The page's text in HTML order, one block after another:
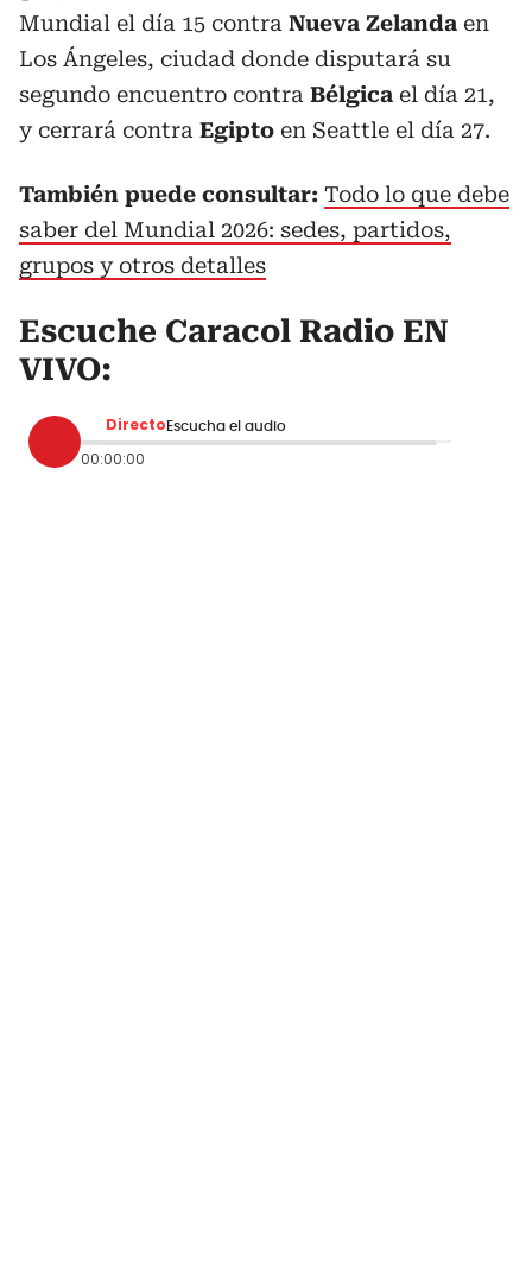
Mundial el día 15 contra Nueva Zelanda en
Los Ángeles, ciudad donde disputará su
segundo encuentro contra Bélgica el día 21,
y cerrará contra Egipto en Seattle el día 27.
También puede consultar: Todo lo que debe
saber del Mundial 2026: sedes, partidos,
grupos y otros detalles
Escuche Caracol Radio EN
VIVO:
Directo Escucha el audio
00:00:00